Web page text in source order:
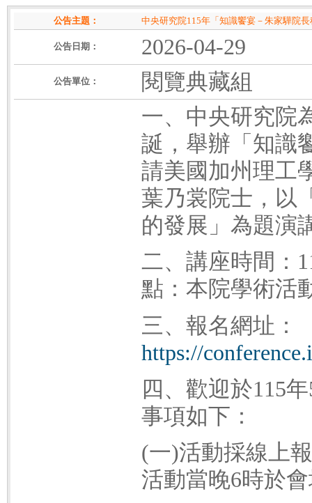
公告主題： 中央研究院115年「知識饗宴－朱家驊院
公告日期： 2026-04-29
公告單位： 閱覽典藏組
一、中央研究院
誕，舉辦「知識
請美國加州理工
葉乃裳院士，以
的發展」為題演
二、講座時間：
點：本院學術活
三、報名網址：
https://
四、歡迎於115
事項如下：
(一)活動採線上
活動當晚6時於